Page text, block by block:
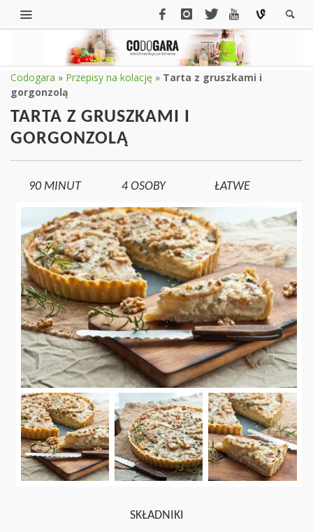
Codogara » Przepisy na kolację » Tarta z gruszkami i
gorgonzolą
TARTA Z GRUSZKAMI I
GORGONZOLĄ
90 MINUT 4 OSOBY ŁATWE
SKŁADNIKI